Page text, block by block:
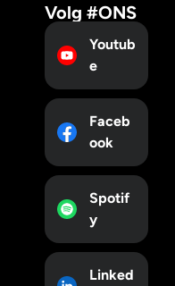
Volg #ONS
Youtub
e
Faceb
ook
Spotif
y
Linked